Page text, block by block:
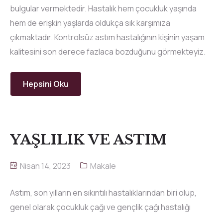
bulgular vermektedir. Hastalık hem çocukluk yaşında
hem de erişkin yaşlarda oldukça sık karşımıza
çıkmaktadır. Kontrolsüz astım hastalığının kişinin yaşam
kalitesini son derece fazlaca bozduğunu görmekteyiz.
Hepsini Oku
YAŞLILIK VE ASTIM
Nisan 14, 2023 Makale
Astım, son yılların en sıkıntılı hastalıklarından biri olup,
genel olarak çocukluk çağı ve gençlik çağı hastalığı